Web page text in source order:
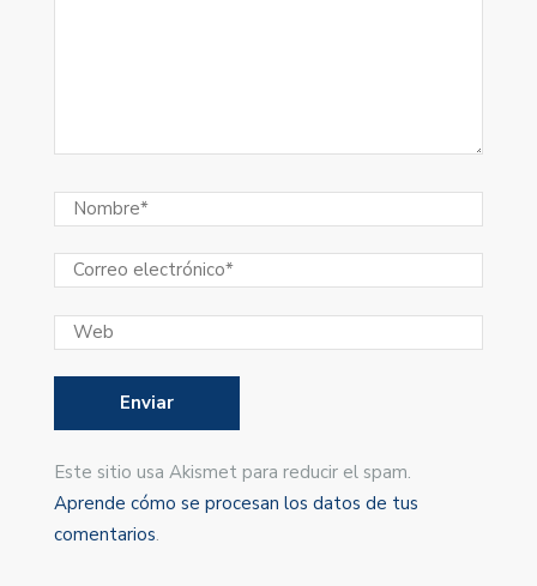
Este sitio usa Akismet para reducir el spam.
Aprende cómo se procesan los datos de tus
comentarios.